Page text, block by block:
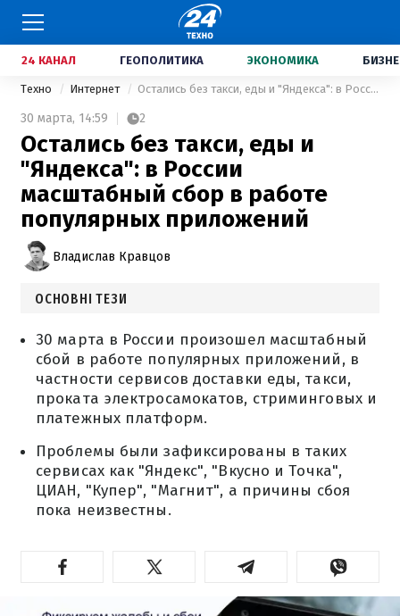
24 КАНАЛ ГЕОПОЛИТИКА ЭКОНОМИКА
Техно Интернет Остались без такси, еды и "Яндекса": в России масштабный сбор в работе популярных приложений
30 марта, 14:59 2
Остались без такси, еды и
"Яндекса": в России
масштабный сбор в работе
популярных приложений
Владислав Кравцов
ОСНОВНІ ТЕЗИ
30 марта в России произошел масштабный
сбой в работе популярных приложений, в
частности сервисов доставки еды, такси,
проката электросамокатов, стриминговых и
платежных платформ.
Проблемы были зафиксированы в таких
сервисах как "Яндекс", "Вкусно и Точка",
ЦИАН, "Купер", "Магнит", а причины сбоя
пока неизвестны.